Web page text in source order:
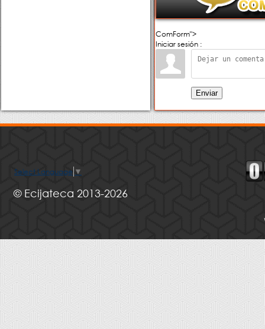
ComForm">
Iniciar sesión :
Enviar
Select Language ▼
© Ecijateca 2013-2026